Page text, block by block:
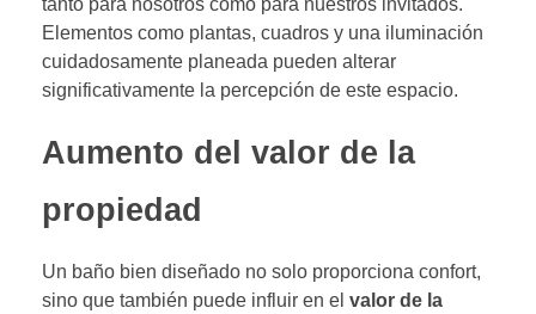
tanto para nosotros como para nuestros invitados.
Elementos como plantas, cuadros y una iluminación
cuidadosamente planeada pueden alterar
significativamente la percepción de este espacio.
Aumento del valor de la
propiedad
Un baño bien diseñado no solo proporciona confort,
sino que también puede influir en el valor de la